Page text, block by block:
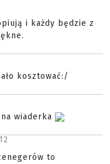
i każdy będzie z
kosztować:/
wiaderka
to